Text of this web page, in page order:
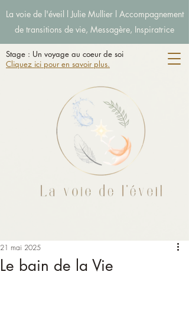
La voie de l'éveil l Julie Mullier l Accompagnement
de transitions de vie, Messagère, Inspiratrice
Stage : Un voyage au coeur de soi
Cliquez ici pour en savoir plus.
Le bain de la Vie
21 mai 2025